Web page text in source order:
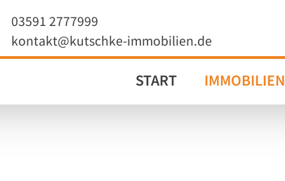
03591 2777999
kontakt@kutschke-immobilien.de
START IMMOBILIEN